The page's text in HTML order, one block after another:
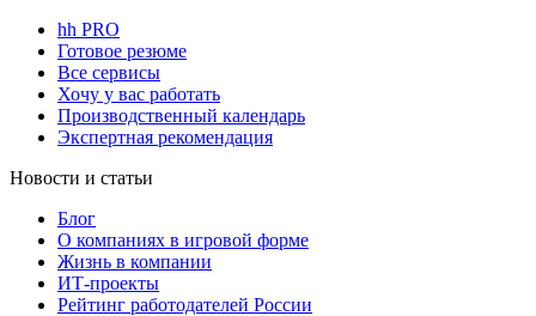
hh PRO
Готовое резюме
Все сервисы
Хочу у вас работать
Производственный календарь
Экспертная рекомендация
Новости и статьи
Блог
О компаниях в игровой форме
Жизнь в компании
ИТ-проекты
Рейтинг работодателей России